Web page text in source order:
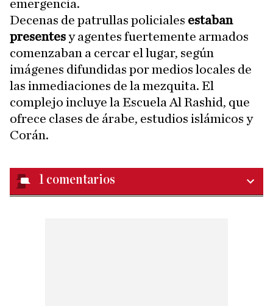
emergencia.
Decenas de patrullas policiales estaban
presentesy agentes fuertemente armados
comenzaban a cercar el lugar, según
imágenes difundidas por medios locales de
las inmediaciones de la mezquita. El
complejo incluye la Escuela Al Rashid, que
ofrece clases de árabe, estudios islámicos y
Corán.
1 comentarios